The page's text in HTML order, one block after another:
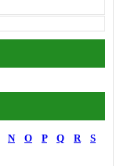
N O P Q R
S